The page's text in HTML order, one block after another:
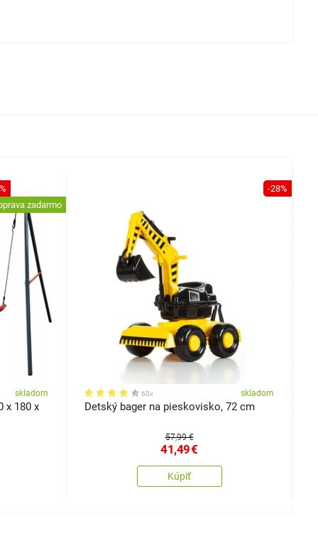
zadarmo
skladom
x 180 x
-28%
60x skladom
Detský bager na pieskovisko, 72 cm
57,99 €
41,49€
Kúpiť